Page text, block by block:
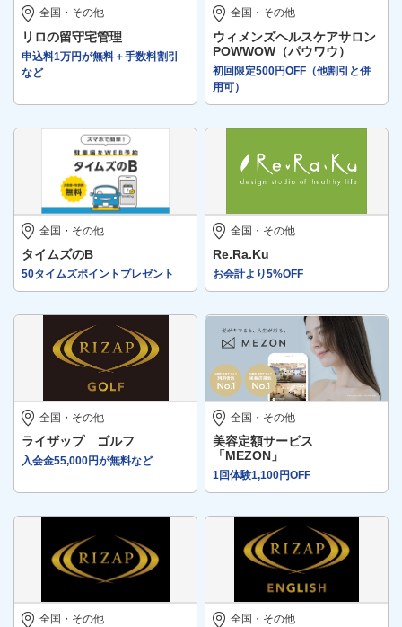
全国・その他
リロの留守宅管理
申込料1万円が無料＋手数料割引
など
全国・その他
ウィメンズヘルスケアサロン
POWWOW（パウワウ）
初回限定500円OFF（他割引と併
用可）
全国・その他
タイムズのB
50タイムズポイントプレゼント
全国・その他
Re.Ra.Ku
お会計より5%OFF
全国・その他
ライザップ ゴルフ
入会金55,000円が無料など
全国・その他
美容定額サービス
「MEZON」
1回体験1,100円OFF
全国・その他 全国・その他